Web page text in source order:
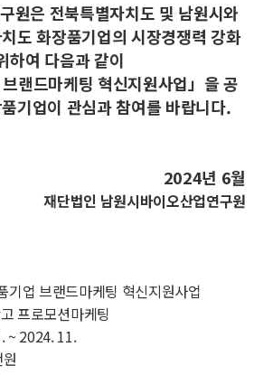
원은 전북특별자치도 및 남원시와
도 화장품기업의 시장경쟁력 강화
하여 다음과 같이
랜드마케팅 혁신지원사업」을 공
기업이 관심과 참여를 바랍니다.
2024년 6월
재단법인 남원시바이오산업연구원
기업 브랜드마케팅 혁신지원사업
프로모션마케팅
~ 2024. 11.